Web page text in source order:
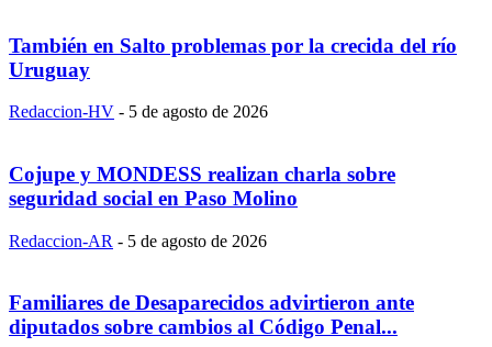
También en Salto problemas por la crecida del río
Uruguay
Redaccion-HV - 5 de agosto de 2026
Cojupe y MONDESS realizan charla sobre
seguridad social en Paso Molino
Redaccion-AR - 5 de agosto de 2026
Familiares de Desaparecidos advirtieron ante
diputados sobre cambios al Código Penal...